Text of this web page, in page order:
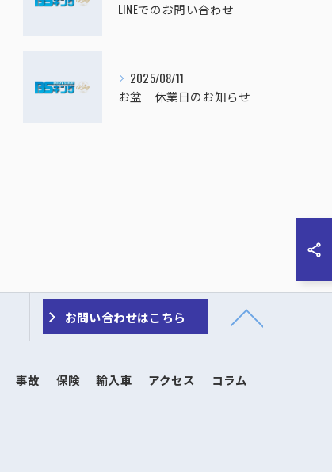
LINEでのお問い合わせ
2025/08/11
お盆 休業日のお知らせ
お問い合わせはこちら
事故 保険 輸入車 アクセス
コラム